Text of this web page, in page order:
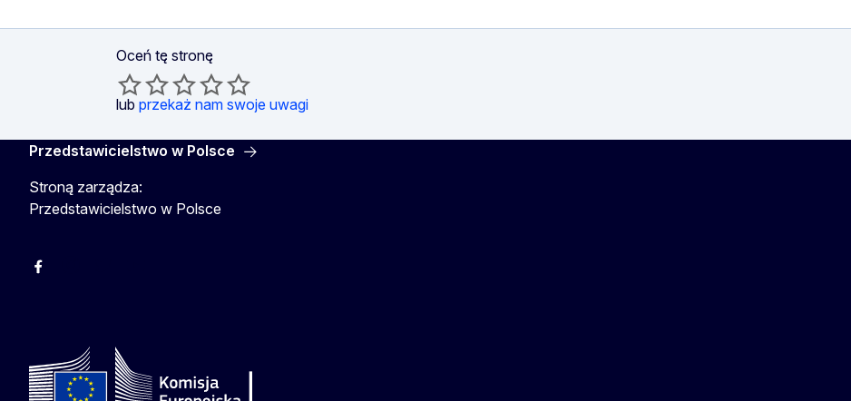
Oceń tę stronę
lub przekaż nam swoje uwagi
Przedstawicielstwo w Polsce
Stroną zarządza:
Przedstawicielstwo w Polsce
Facebook